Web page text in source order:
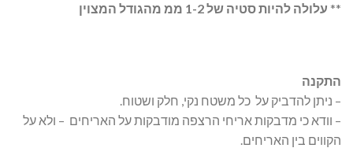
** עלולה להיות סטיה של 1-2 ממ מהגודל המצוין
התקנה
– ניתן להדביק על כל משטח נקי, חלק ושטוח.
– וודא כי מדבקות אריחי הרצפה מודבקות על האריחים – ולא על
הקווים בין האריחים.